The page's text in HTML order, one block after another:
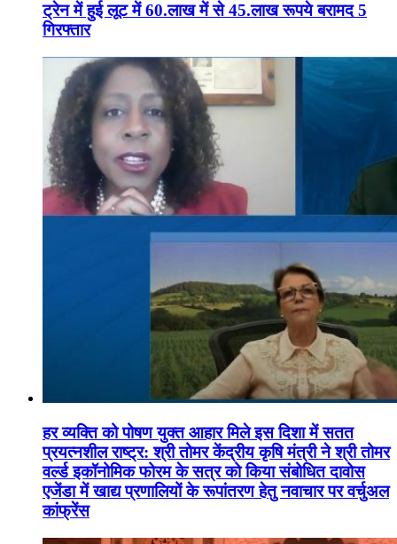
ट्रेन में हुई लूट में 60.लाख में से 45.लाख रूपये बरामद 5
गिरफ्तार
हर व्यक्ति को पोषण युक्त आहार मिले इस दिशा में सतत
प्रयत्नशील राष्ट्र: श्री तोमर केंद्रीय कृषि मंत्री ने श्री तोमर
वर्ल्ड इकॉनोमिक फोरम के सत्र को किया संबोधित दावोस
एजेंडा में खाद्य प्रणालियों के रूपांतरण हेतु नवाचार पर वर्चुअल
कांफ्रेंस